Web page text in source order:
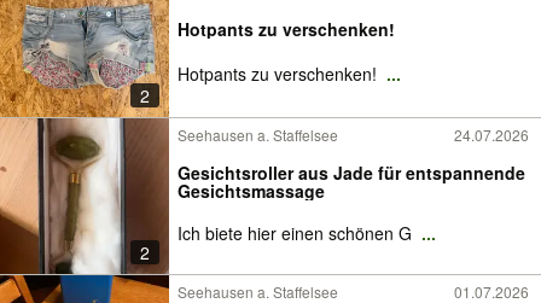
2
Hotpants zu verschenken!
Hotpants zu verschenken! ...
2
Seehausen a. Staffelsee 24.07.2026
Gesichtsroller aus Jade für entspannende
Gesichtsmassage
Ich biete hier einen schönen G ...
Seehausen a. Staffelsee 01.07.2026